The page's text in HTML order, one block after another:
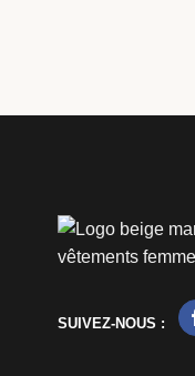
SUIVEZ-NOUS :